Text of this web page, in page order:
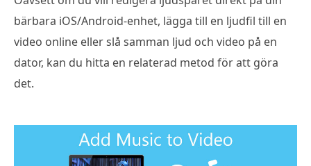
bärbara iOS/Android-enhet, lägga till en ljudfil till en
video online eller slå samman ljud och video på en
dator, kan du hitta en relaterad metod för att göra
det.